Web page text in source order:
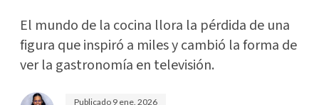
El mundo de la cocina llora la pérdida de una
figura que inspiró a miles y cambió la forma de
ver la gastronomía en televisión.
Publicado 9 ene. 2026